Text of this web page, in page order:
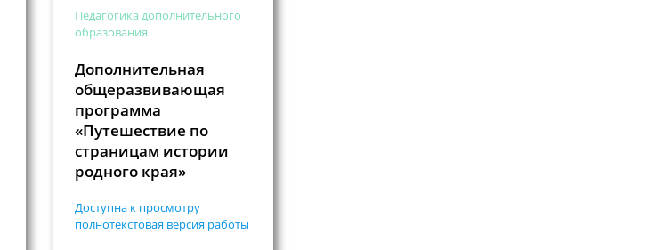
Педагогика дополнительного
образования
Дополнительная
общеразвивающая
программа
«Путешествие по
страницам истории
родного края»
Доступна к просмотру
полнотекстовая версия работы